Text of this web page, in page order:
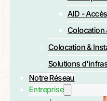
AID -
Colocation
Colocation &
Solutions
Notre Réseau
Entreprise